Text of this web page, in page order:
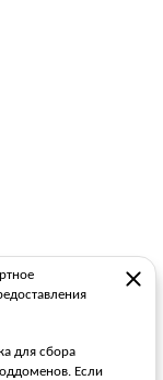
для сбора
Если